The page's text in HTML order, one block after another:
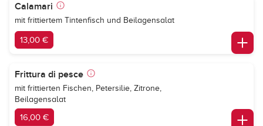
Calamari
mit frittiertem Tintenfisch und Beilagensalat
13,00 €
Frittura di pesce
mit frittierten Fischen, Petersilie, Zitrone,
Beilagensalat
16,00 €